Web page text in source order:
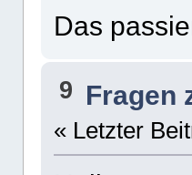
Das
9 Fragen
« Letzter